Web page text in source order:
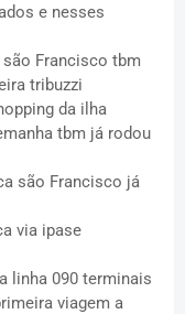
e nesses
são Francisco tbm
tribuzzi
da ilha
tbm já rodou
são Francisco já
via ipase
linha 090 terminais
viagem a